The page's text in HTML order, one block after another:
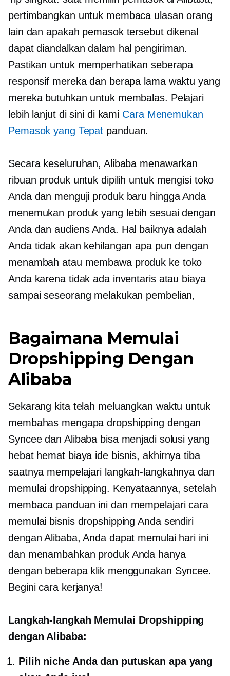
pertimbangkan untuk membaca ulasan orang
lain dan apakah pemasok tersebut dikenal
dapat diandalkan dalam hal pengiriman.
Pastikan untuk memperhatikan seberapa
responsif mereka dan berapa lama waktu yang
mereka butuhkan untuk membalas. Pelajari
lebih lanjut di sini di kami Cara Menemukan
Pemasok yang Tepat panduan.
Secara keseluruhan, Alibaba menawarkan
ribuan produk untuk dipilih untuk mengisi toko
Anda dan menguji produk baru hingga Anda
menemukan produk yang lebih sesuai dengan
Anda dan audiens Anda. Hal baiknya adalah
Anda tidak akan kehilangan apa pun dengan
menambah atau membawa produk ke toko
Anda karena tidak ada inventaris atau biaya
sampai seseorang melakukan pembelian,
Bagaimana Memulai
Dropshipping Dengan
Alibaba
Sekarang kita telah meluangkan waktu untuk
membahas mengapa dropshipping dengan
Syncee dan Alibaba bisa menjadi solusi yang
hebat hemat biaya ide bisnis, akhirnya tiba
saatnya mempelajari langkah-langkahnya dan
memulai dropshipping. Kenyataannya, setelah
membaca panduan ini dan mempelajari cara
memulai bisnis dropshipping Anda sendiri
dengan Alibaba, Anda dapat memulai hari ini
dan menambahkan produk Anda hanya
dengan beberapa klik menggunakan Syncee.
Begini cara kerjanya!
Langkah-langkah Memulai Dropshipping
dengan Alibaba:
Pilih niche Anda dan putuskan apa yang